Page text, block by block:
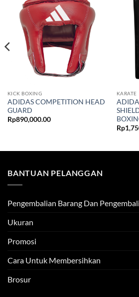
KICK BOXING
ADIDAS COMPETITION HEAD
GUARD
Rp890,000.00
KARATE
Rp
BANTUAN PELANGGAN
Pengembalian Barang Dan
Ukuran
Promosi
Cara Untuk Membersihkan
Brosur